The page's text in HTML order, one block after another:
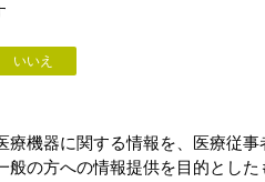
いいえ
療機器に関する情報を、医療従
般の方への情報提供を目的とし
スタッフのX